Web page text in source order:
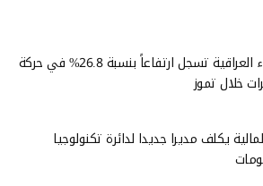
الأجواء العراقية تسجل ارتفاعاً بنسبة 26.8% في حركة
خلال تموز
يكلف مديرا جديدا لدائرة تكنولوجيا